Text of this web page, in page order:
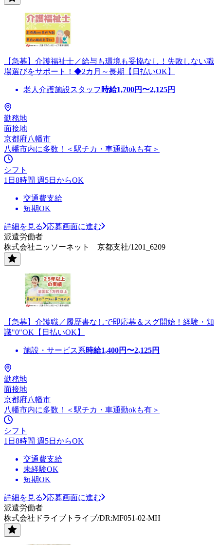
【急募】介護福祉士／給与も環境も妥協なし！失敗しない職
場選びをサポート！◆2カ月～長期【日払いOK】
老人介護施設スタッフ 時給1,700円〜2,125円
勤務地
面接地
京都府八幡市
八幡市内に多数！＜駅チカ・車通勤okも有＞
シフト
1日8時間 週5日からOK
交通費支給
短期OK
詳細を見る
応募画面に進む
派遣労働者
株式会社ニッソーネット 京都支社/1201_6209
【急募】介護職／履歴書なしで即応募＆スグ開始！経験・知
識"0"OK【日払いOK】
施設・サービス系時給1,400円〜2,125円
勤務地
面接地
京都府八幡市
八幡市内に多数！＜駅チカ・車通勤okも有＞
シフト
1日8時間 週5日からOK
交通費支給
未経験OK
短期OK
詳細を見る
応募画面に進む
派遣労働者
株式会社ドライブトライブ/DR:MF051-02-MH